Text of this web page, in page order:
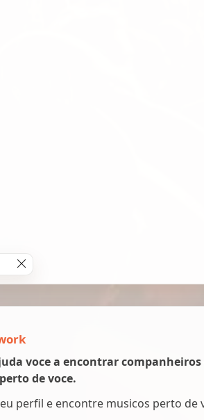
voce a encontrar companheiros
de voce.
perfil e encontre musicos perto de